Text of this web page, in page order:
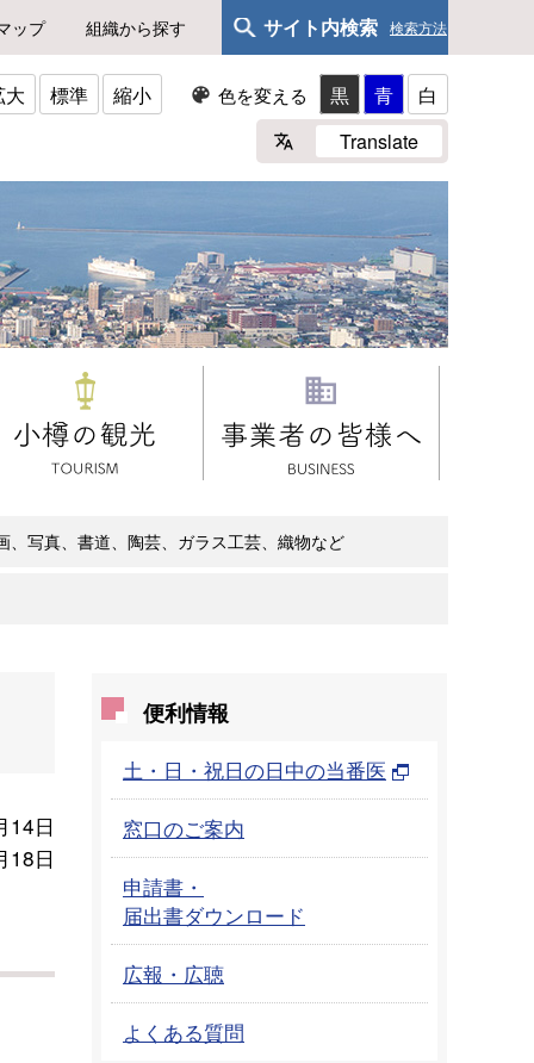
ップ 組織から探す サイト内検索 検索方法
大 標準 縮小 色を変える 黒 青
白
Translate
、写真、書道、陶芸、ガラス工芸、織物など
14日
18日
便利情報
土・日・祝日の日中の当番医
窓口のご案内
申請書・
届出書ダウンロード
広報・広聴
よくある質問